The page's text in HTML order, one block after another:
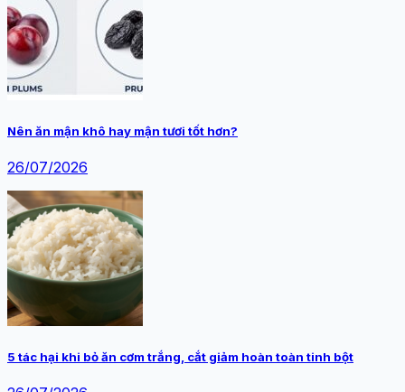
Nên ăn mận khô hay mận tươi tốt hơn?
26/07/2026
5 tác hại khi bỏ ăn cơm trắng, cắt giảm hoàn toàn tinh bột